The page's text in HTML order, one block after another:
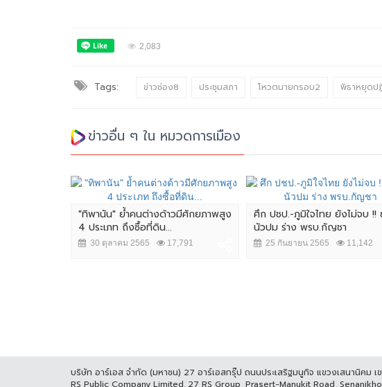
2,083
Tags: ข่าวช่อง8 ประชุมสภา โหวตนายกรอบ2 พิธาหยุดป
ข่าวอื่น ๆ ใน หมวดการเมือง
"ทิพานัน" ย้ำคนต่างด้าวมีศักยภาพสูง
4 ประเภท ถึงซื้อที่ดิน...
30 ตุลาคม 2565 17,791
ศึก ปชป.-ภูมิใจไทย ยังไม่จบ !!
นัวปม ร่าง พรบ.กัญชา
25 กันยายน 2565 11,142
บริษัท อาร์เอส จำกัด (มหาชน) 27 อาร์เอสกรุ๊ป ถนนประเสริฐมนูกิจ แขวงเสนานิคม
RS Public Company Limited. 27 RS Group, Prasert-Manukit Road,